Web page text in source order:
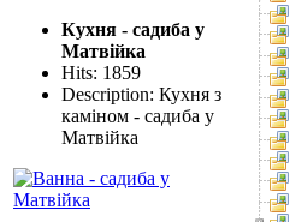
Кухня - садиба у
Матвійка
Hits: 1859
Description: Кухня з
каміном - садиба у
Матвійка